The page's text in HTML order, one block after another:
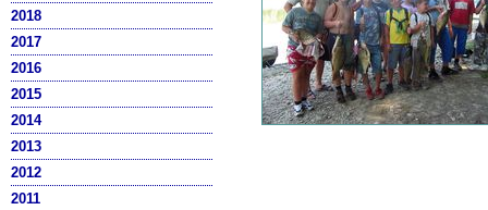
2018
2017
2016
2015
2014
2013
2012
2011